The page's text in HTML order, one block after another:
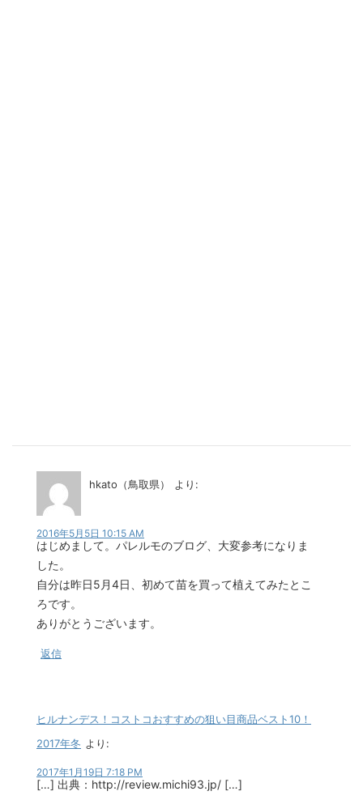
hkato（鳥取県） より:
2016年5月5日 10:15 AM
はじめまして。パレルモのブログ、大変参考になりま
した。
自分は昨日5月4日、初めて苗を買って植えてみたとこ
ろです。
ありがとうございます。
返信
ヒルナンデス！コストコおすすめの狙い目商品ベスト10！
2017年冬 より:
2017年1月19日 7:18 PM
[…] 出典：http://review.michi93.jp/ […]